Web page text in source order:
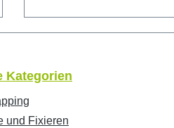
ihre Sandwichstruktur und
das selbstverschließende
beschichtet und mit
auf der Schneidefläche
Kategorien
und Fixieren